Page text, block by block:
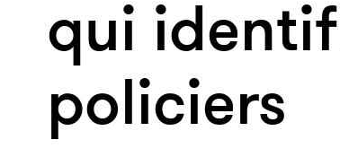
qui
policiers